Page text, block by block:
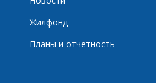
Жилфонд
Планы и отчетность